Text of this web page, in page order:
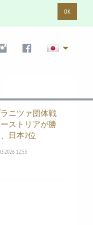
OK
ニツァ団体戦
ストリアが勝
日本2位
12:53